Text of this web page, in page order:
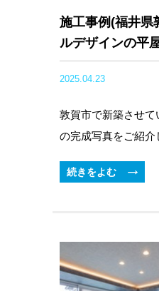
施工事例(福井県
ルデザインの平
2025.04.23
敦賀市で新築させ
の完成写真をご紹介
続きをよむ